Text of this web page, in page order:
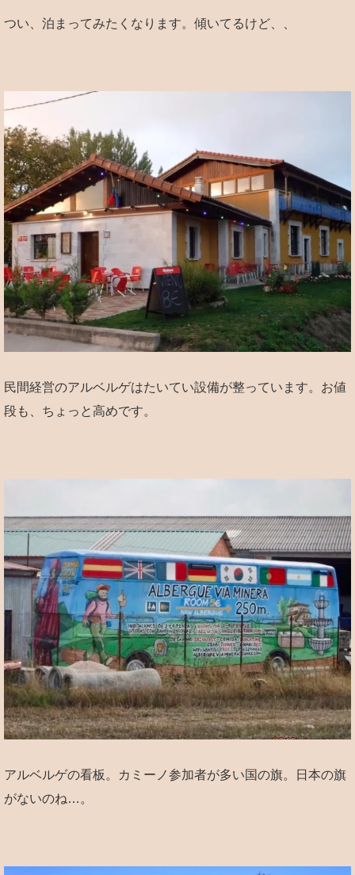
つい、泊まってみたくなります。傾いてるけど、、
民間経営のアルベルゲはたいてい設備が整っています。お値
段も、ちょっと高めです。
アルベルゲの看板。カミーノ参加者が多い国の旗。日本の旗
がないのね…。